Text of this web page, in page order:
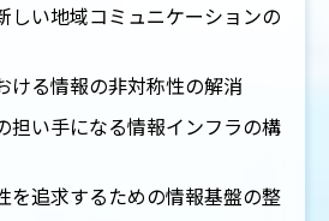
しい地域コミュニケーションの
ける情報の非対称性の解消
担い手になる情報インフラの構
を追求するための情報基盤の整